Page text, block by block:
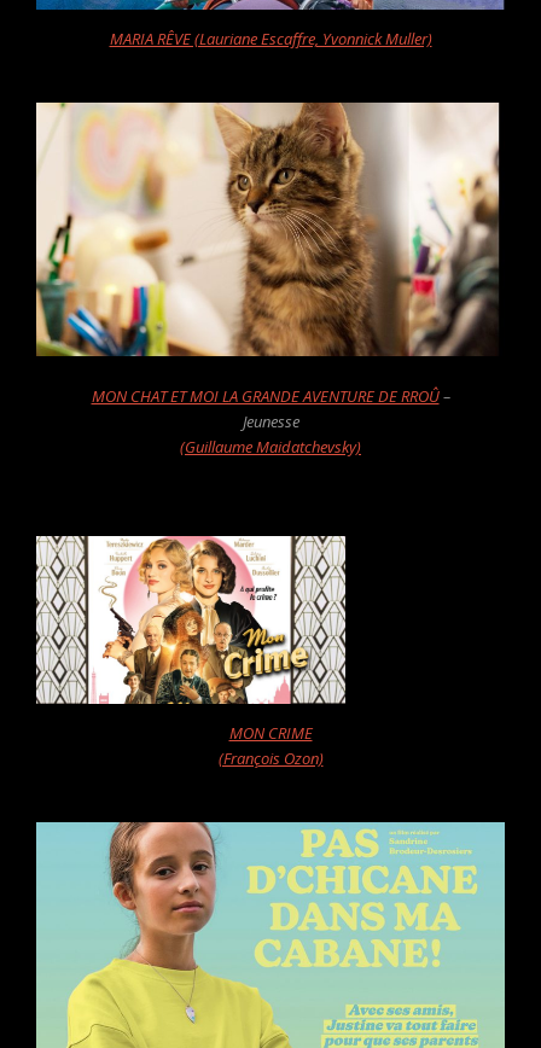
MARIA RÊVE (Lauriane Escaffre, Yvonnick Muller)
MON CHAT ET MOI LA GRANDE AVENTURE DE RROÛ–
Jeunesse
(Guillaume Maidatchevsky)
MON CRIME
(François Ozon)